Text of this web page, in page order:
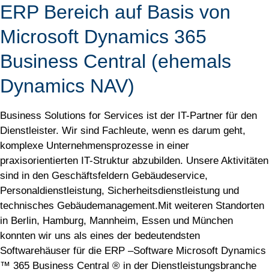
ERP Bereich auf Basis von
Microsoft Dynamics 365
Business Central (ehemals
Dynamics NAV)
Business Solutions for Services ist der IT-Partner für den
Dienstleister. Wir sind Fachleute, wenn es darum geht,
komplexe Unternehmensprozesse in einer
praxisorientierten IT-Struktur abzubilden. Unsere Aktivitäten
sind in den Geschäftsfeldern Gebäudeservice,
Personaldienstleistung, Sicherheitsdienstleistung und
technisches Gebäudemanagement.Mit weiteren Standorten
in Berlin, Hamburg, Mannheim, Essen und München
konnten wir uns als eines der bedeutendsten
Softwarehäuser für die ERP –Software Microsoft Dynamics
™ 365 Business Central ® in der Dienstleistungsbranche